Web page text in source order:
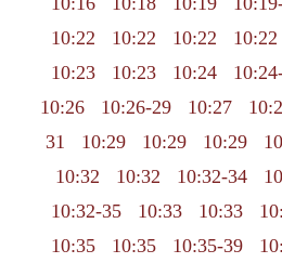
10:22
10:22 10:22 10:22
10:23
10:23 10:24
10:26
10:26-29 10:27
31
10:29 10:29 10:29
10:32
10:32 10:32-34
10:32-35
10:33 10:33
10:35
10:35 10:35-39